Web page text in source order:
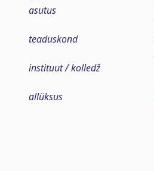
asutus
teaduskond
instituut / kolledž
allüksus